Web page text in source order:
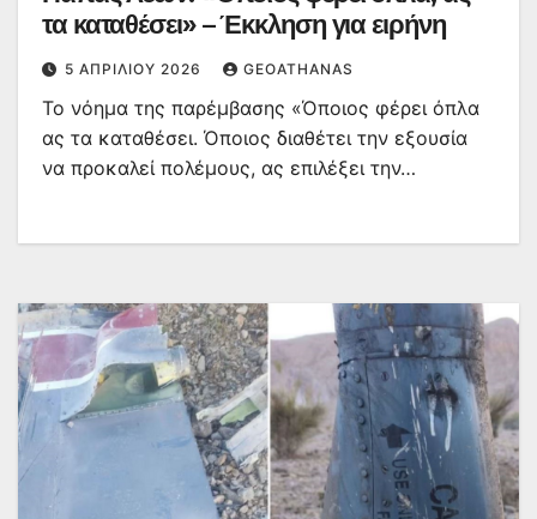
τα καταθέσει» – Έκκληση για ειρήνη
5 ΑΠΡΙΛΊΟΥ 2026 GEOATHANAS
Το νόημα της παρέμβασης «Όποιος φέρει όπλα
ας τα καταθέσει. Όποιος διαθέτει την εξουσία
να προκαλεί πολέμους, ας επιλέξει την…